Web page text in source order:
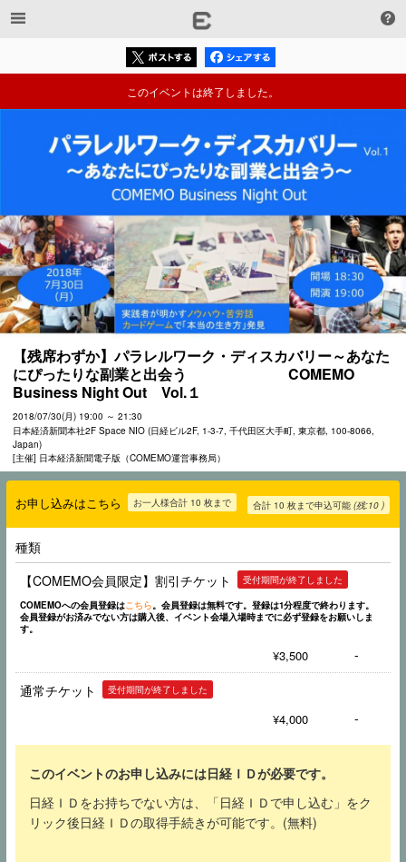
このイベントは終了しました。
【残席わずか】パラレルワーク・ディスカバリー～あなた
にぴったりな副業と出会う　　　　　　　COMEMO
Business Night Out　Vol.１
2018/07/30(月) 19:00 ～ 21:30
日本経済新聞本社2F Space NIO (日経ビル2F, 1-3-7, 千代田区大手町, 東京都, 100-8066,
Japan)
[主催] 日本経済新聞電子版（COMEMO運営事務局）
お申し込みはこちら お一人様合計 10 枚まで 合計 10 枚まで申込可能 (残:10 )
種類
【COMEMO会員限定】割引チケット
受付期間が終了しました
COMEMOへの会員登録はこちら。 会員登録は無料です。登録は1分程度で終わります。
会員登録がお済みでない方は購入後、イベント会場入場時までに必ず登録をお願いしま
す。
¥3,500 -
通常チケット 受付期間が終了しました
¥4,000 -
このイベントのお申し込みには日経ＩＤが必要です。
日経ＩＤをお持ちでない方は、「日経ＩＤで申し込む」をク
リック後日経ＩＤの取得手続きが可能です。(無料)